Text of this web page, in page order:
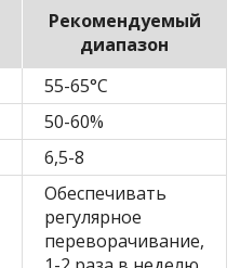
Рекомендуемый
диапазон
55-65°C
50-60%
6,5-8
Обеспечивать
регулярное
переворачивание,